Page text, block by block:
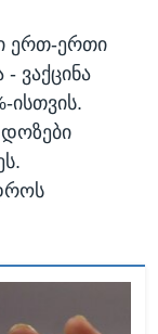
ერთ-ერთი
ვაქცინა
ისთვის.
დოზები